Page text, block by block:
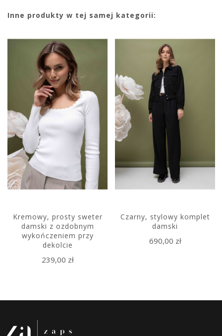
Inne produkty w tej samej kategorii:
Kremowy, prosty sweter
damski z ozdobnym
wykończeniem przy
dekolcie
239,00 zł
Czarny, stylowy komplet
damski
690,00 zł